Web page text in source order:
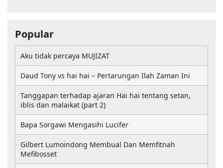
Popular
Aku tidak percaya MUJIZAT
Daud Tony vs hai hai – Pertarungan Ilah Zaman Ini
Tanggapan terhadap ajaran Hai hai tentang setan,
iblis dan malaikat (part 2)
Bapa Sorgawi Mengasihi Lucifer
Gilbert Lumoindong Membual Dan Memfitnah
Mefibosset